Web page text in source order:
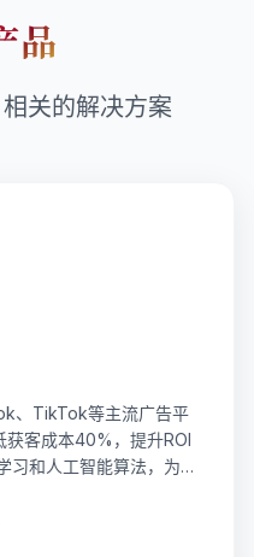
品
关的解决方案
、TikTok等主流广告平
获客成本40%，提升ROI
习和人工智能算法，为
出，帮助企业快速响应市